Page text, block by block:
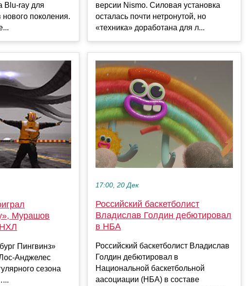
Blu-ray для
нового поколения.
Мурашов
Пингвинз»
сезона
версии Nismo. Силовая установка
осталась почти нетронутой, но
«техника» доработана для л...
17:00, 20 Дек
Российский баскетболист
Владислав Голдин дебютировал
в НБА
Российский баскетболист Владислав
Голдин дебютировал в
Национальной баскетбольной
аасоциации (НБА) в составе